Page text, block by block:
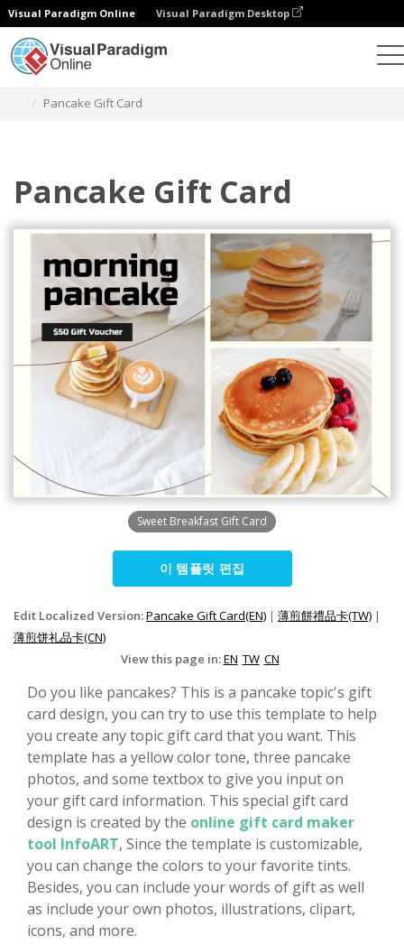
Visual Paradigm Online Visual Paradigm Desktop
Pancake Gift Card
Pancake Gift Card
Sweet Breakfast Gift Card
이 템플릿 편집
Edit Localized Version:Pancake Gift Card(EN) | 薄煎餅禮品卡(TW) |
薄煎饼礼品卡(CN)
View this page in:EN TW CN
Do you like pancakes? This is a pancake topic's gift
card design, you can try to use this template to help
you create any topic gift card that you want. This
template has a yellow color tone, three pancake
photos, and some textbox to give you input on
your gift card information. This special gift card
design is created by the online gift card maker
tool InfoART, Since the template is customizable,
you can change the colors to your favorite tints.
Besides, you can include your words of gift as well
as include your own photos, illustrations, clipart,
icons, and more.